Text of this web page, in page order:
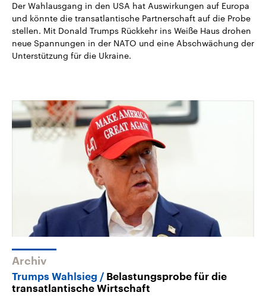
Der Wahlausgang in den USA hat Auswirkungen auf Europa
und könnte die transatlantische Partnerschaft auf die Probe
stellen. Mit Donald Trumps Rückkehr ins Weiße Haus drohen
neue Spannungen in der NATO und eine Abschwächung der
Unterstützung für die Ukraine.
Archiv
Trumps Wahlsieg
Belastungsprobe für die
transatlantische Wirtschaft